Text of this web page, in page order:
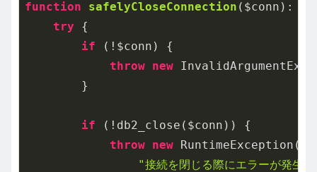
function
safelyCloseConnection ($conn) :
try {
if (!$conn) {
throw new
        }
if (!db2_close($conn)) {
throw new RuntimeException(
"接続を閉じる際にエラーが発生